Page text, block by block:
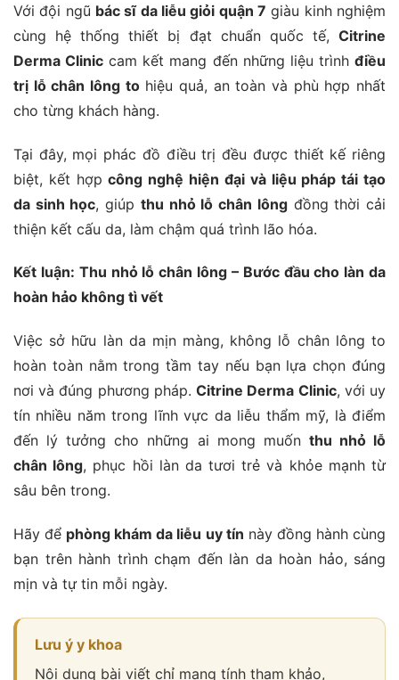
Với đội ngũ bác sĩ da liễu giỏi quận 7 giàu kinh nghiệm
cùng hệ thống thiết bị đạt chuẩn quốc tế, Citrine
Derma Clinic cam kết mang đến những liệu trìnhđiều
trị lỗ chân lông tohiệu quả, an toàn và phù hợp nhất
cho từng khách hàng.
Tại đây, mọi phác đồ điều trị đều được thiết kế riêng
biệt, kết hợpcông nghệ hiện đại và liệu pháp tái tạo
da sinh học, giúp thu nhỏ lỗ chân lôngđồng thời cải
thiện kết cấu da, làm chậm quá trình lão hóa.
Kết luận: Thu nhỏ lỗ chân lông – Bước đầu cho làn da
hoàn hảo không tì vết
Việc sở hữu làn da mịn màng, không lỗ chân lông to
hoàn toàn nằm trong tầm tay nếu bạn lựa chọn đúng
nơi và đúng phương pháp.Citrine Derma Clinic, với uy
tín nhiều năm trong lĩnh vực da liễu thẩm mỹ, là điểm
đến lý tưởng cho những ai mong muốn thu nhỏ lỗ
chân lông, phục hồi làn da tươi trẻ và khỏe mạnh từ
sâu bên trong.
Hãy để phòng khám da liễu uy tín này đồng hành cùng
bạn trên hành trình chạm đến làn da hoàn hảo, sáng
mịn và tự tin mỗi ngày.
Lưu ý y khoa
Nội dung bài viết chỉ mang tính tham khảo,